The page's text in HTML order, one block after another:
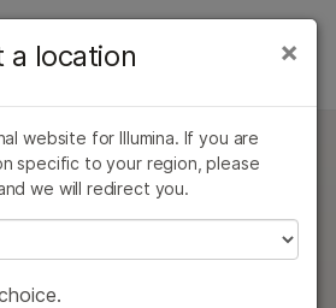
Enrichment Panel
트 패널은 여러 표적 시퀀싱
고 효율적인 솔루션을
×
a location
website for Illumina. If you are
specific to your region, please
we will redirect you.
심 분야를 선택해 주세요:
×
임상 종양학 연구
생식 보건 연구
유전 및 희귀 질환